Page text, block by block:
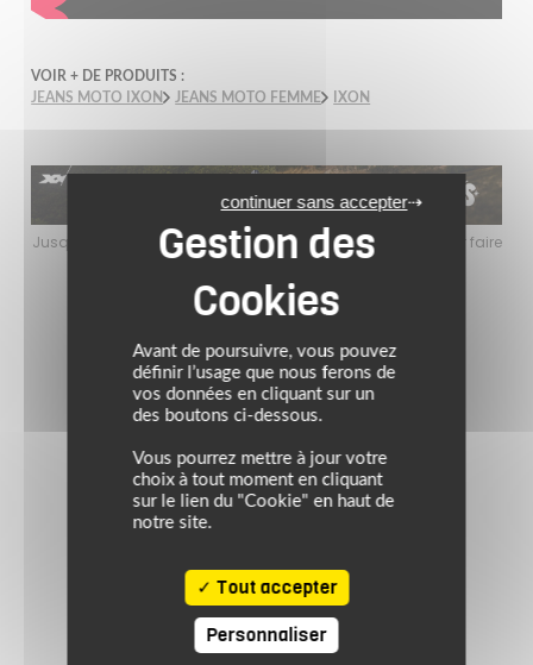
VOIR + DE PRODUITS :
JEANS MOTO IXON
JEANS MOTO FEMME IXON
Jusqu’au 24 août 2026, profitez de l’ambiance estivale pour faire
le plein de bons plans sur l’équipement motard !
Avant de poursuivre, vous pouvez
définir l’usage que nous ferons de
vos données en cliquant sur un
des boutons ci-dessous.
Vous pourrez mettre à jour votre
choix à tout moment en cliquant
sur le lien du "Cookie" en haut de
notre site.
Tout accepter
continuer sans accepter
Personnaliser